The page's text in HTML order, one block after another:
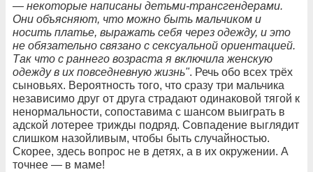
— некоторые написаны детьми-трансгендерами.
Они объясняют, что можно быть мальчиком и
носить платье, выражать себя через одежду, и это
не обязательно связано с сексуальной ориентацией.
Так что с раннего возраста я включила женскую
одежду в их повседневную жизнь". Речь обо всех трёх
сыновьях. Вероятность того, что сразу три мальчика
независимо друг от друга страдают одинаковой тягой к
ненормальности, сопоставима с шансом выиграть в
адской лотерее трижды подряд. Совпадение выглядит
слишком назойливым, чтобы быть случайностью.
Скорее, здесь вопрос не в детях, а в их окружении. А
точнее — в маме!